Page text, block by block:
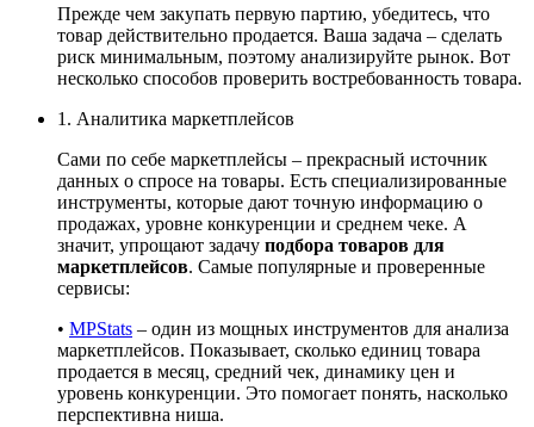
Прежде чем закупать первую партию, убедитесь, что
товар действительно продается. Ваша задача – сделать
риск минимальным, поэтому анализируйте рынок. Вот
несколько способов проверить востребованность товара.
1. Аналитика маркетплейсов
Сами по себе маркетплейсы – прекрасный источник
данных о спросе на товары. Есть специализированные
инструменты, которые дают точную информацию о
продажах, уровне конкуренции и среднем чеке. А
значит, упрощают задачу подбора товаров для
маркетплейсов. Самые популярные и проверенные
сервисы:
• MPStats – один из мощных инструментов для анализа
маркетплейсов. Показывает, сколько единиц товара
продается в месяц, средний чек, динамику цен и
уровень конкуренции. Это помогает понять, насколько
перспективна ниша.